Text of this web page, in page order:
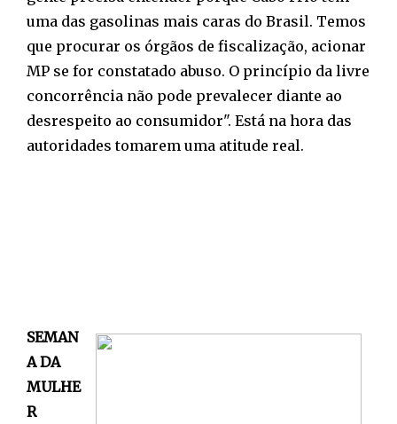
uma das gasolinas mais caras do Brasil. Temos
que procurar os órgãos de fiscalização, acionar
MP se for constatado abuso. O princípio da livre
concorrência não pode prevalecer diante ao
desrespeito ao consumidor". Está na hora das
autoridades tomarem uma atitude real.
SEMAN
A DA
MULHE
R